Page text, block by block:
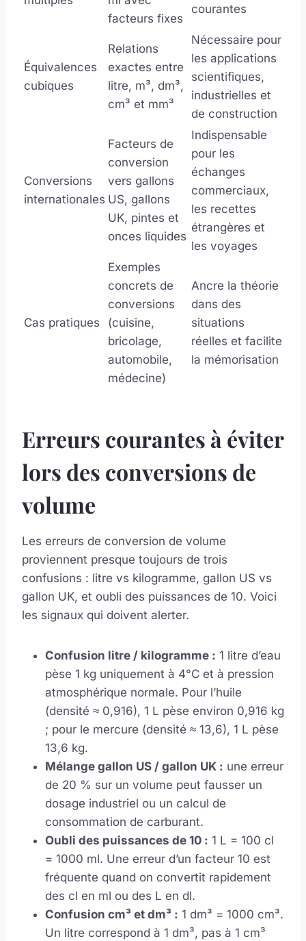
facteurs fixes
courantes
Équivalences
cubiques
Relations
exactes entre
litre, m³, dm³,
cm³ et mm³
Nécessaire pour
les applications
scientifiques,
industrielles et
de construction
Conversions
internationales
Facteurs de
conversion
vers gallons
US, gallons
UK, pintes et
onces liquides
Indispensable
pour les
échanges
commerciaux,
les recettes
étrangères et
les voyages
Cas pratiques
Exemples
concrets de
conversions
(cuisine,
bricolage,
automobile,
médecine)
Ancre la théorie
dans des
situations
réelles et facilite
la mémorisation
Erreurs courantes à éviter
lors des conversions de
volume
Les erreurs de conversion de volume
proviennent presque toujours de trois
confusions : litre vs kilogramme, gallon US vs
gallon UK, et oubli des puissances de 10. Voici
les signaux qui doivent alerter.
Confusion litre / kilogramme : 1 litre d’eau
pèse 1 kg uniquement à 4°C et à pression
atmosphérique normale. Pour l’huile
(densité ≈ 0,916), 1 L pèse environ 0,916 kg
; pour le mercure (densité ≈ 13,6), 1 L pèse
13,6 kg.
Mélange gallon US / gallon UK : une erreur
de 20 % sur un volume peut fausser un
dosage industriel ou un calcul de
consommation de carburant.
Oubli des puissances de 10 : 1 L = 100 cl
= 1000 ml. Une erreur d’un facteur 10 est
fréquente quand on convertit rapidement
des cl en ml ou des L en dl.
Confusion cm³ et dm³ : 1 dm³ = 1000 cm³.
Un litre correspond à 1 dm³, pas à 1 cm³